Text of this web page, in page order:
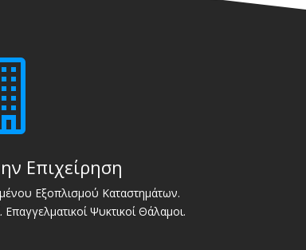
Επιχείρηση
Εξοπλισμού Καταστημάτων.
Επαγγελματικοί Ψυκτικοί Θάλαμοι.